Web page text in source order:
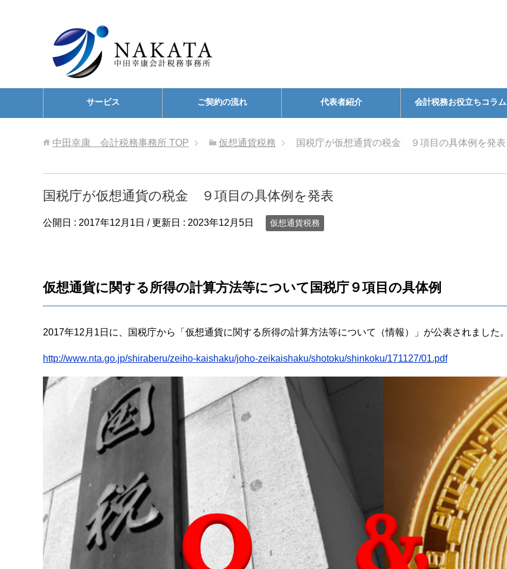
サービス ご契約の流れ 代表者紹介 会計税務お役立ちコラム
中田幸康 会計税務事務所 TOP 仮想通貨税務 国税庁が仮想通貨の税金 ９項目の具体例を発表
国税庁が仮想通貨の税金 ９項目の具体例を発表
公開日 : 2017年12月1日 / 更新日 : 2023年12月5日 仮想通貨税務
仮想通貨に関する所得の計算方法等について国税庁９項目の具体例
2017年12月1日に、国税庁から「仮想通貨に関する所得の計算方法等について（情報）」が公表されました。
http://www.nta.go.jp/shiraberu/zeiho-kaishaku/joho-zeikaishaku/shotoku/shinkoku/171127/01.pdf